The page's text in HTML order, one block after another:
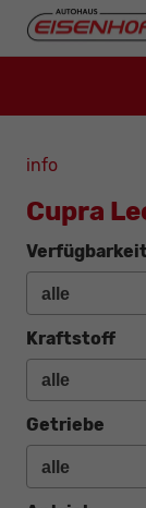
info
Cupra
Kraftstoff
Getriebe